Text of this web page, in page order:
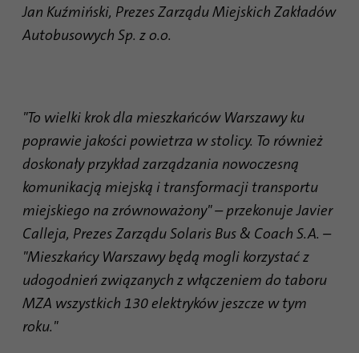
Jan Kuźmiński, Prezes Zarządu Miejskich Zakładów
Autobusowych Sp. z o.o.
"To wielki krok dla mieszkańców Warszawy ku
poprawie jakości powietrza w stolicy. To również
doskonały przykład zarządzania nowoczesną
komunikacją miejską i transformacji transportu
miejskiego na zrównoważony" – przekonuje Javier
Calleja, Prezes Zarządu Solaris Bus & Coach S.A. –
"Mieszkańcy Warszawy będą mogli korzystać z
udogodnień związanych z włączeniem do taboru
MZA wszystkich 130 elektryków jeszcze w tym
roku."
Ten plik cookie jest ustawiony na potrzeby
procesu synchronizacji identyfikatorów.
Nazwa ln_or
Dostawca .linkedin.com
Czas
trwania
Cel
Służy do określenia, czy analizę Oribi można
przeprowadzić w określonej domenie